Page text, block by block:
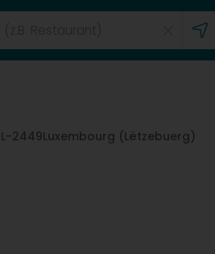
L-2449Luxembourg (Lëtzebuerg)